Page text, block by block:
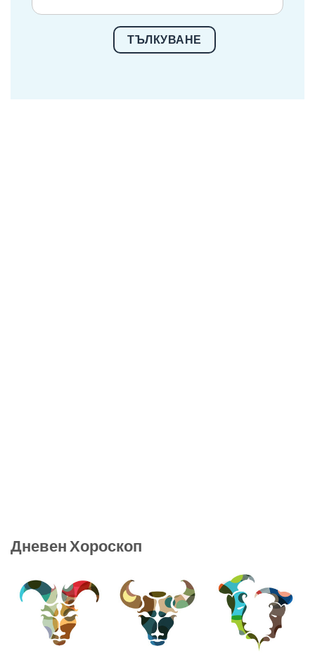
ТЪЛКУВАНЕ
Дневен Хороскоп